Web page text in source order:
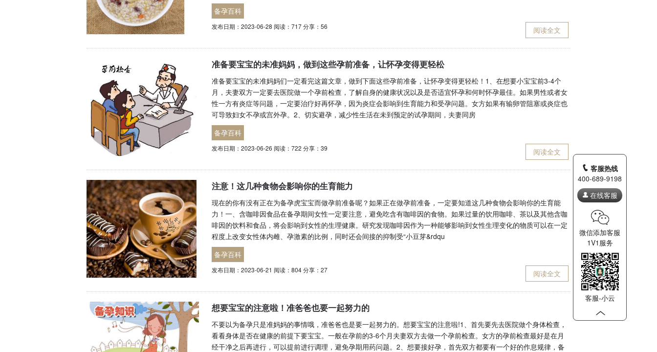
备孕百科
发布日期：2023-06-28 阅读：717 分享：56 阅读全文
准备要宝宝的未准妈妈，做到这些孕前准备，让怀孕变得更轻松
准备要宝宝的未准妈妈们一定看完这篇文章，做到下面这些孕前准备，让怀孕变得更轻松！1、在想要小宝宝前3-4个
月，夫妻双方一定要去医院做一个孕前检查，了解自身的健康状况以及是否适宜怀孕和何时怀孕最佳。如果男性或者女
性一方有炎症等问题，一定要治疗好再怀孕，因为炎症会影响到生育能力和受孕问题。女方如果有输卵管阻塞或炎症也
可导致妇女不孕或宫外孕。2、切实避孕，减少性生活在未到预定的试孕期间，夫妻同房
备孕百科
发布日期：2023-06-26 阅读：722 分享：39 阅读全文
注意！这几种食物会影响你的生育能力
现在的你有没有正在为备孕虎宝宝而做孕前准备呢？如果正在做孕前准备，一定要知道这几种食物会影响你的生育能
力！一、含咖啡因食品在备孕期间女性一定要注意，避免吃含有咖啡因的食物。如果过量的饮用咖啡、茶以及其他含咖
啡因的饮料和食品，将会影响到女性的生理健康。研究发现咖啡因作为一种能够影响到女性生理变化的物质可以在一定
程度上改变女性体内雌、孕激素的比例，同时还会间接的抑制受“小豆芽&rdqu
备孕百科
发布日期：2023-06-21 阅读：804 分享：27 阅读全文
想要宝宝的注意啦！准爸爸也要一起努力的
不要以为备孕只是准妈妈的事情哦，准爸爸也是要一起努力的。想要宝宝的注意啦!1、首先要先去医院做个身体检查，
看看身体是否在健康的前提下要宝宝。一般在孕前的3-6个月夫妻双方去做一个孕前检查。女方的孕前检查最好是在月
经干净之后再进行，可以提前进行调理，避免孕期用药问题。2、想要接好孕，首先双方都要有一个好的作息规律，备
客服热线
400-689-9198
在线客服
微信添加客服
1V1服务
客服-小云